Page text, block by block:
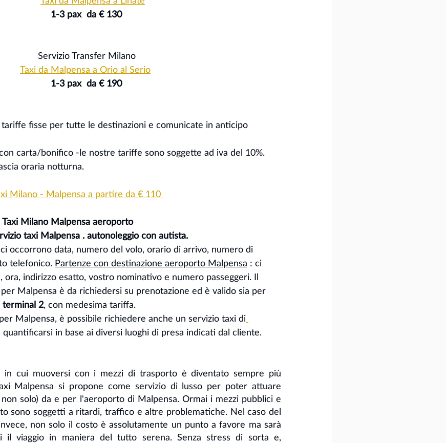
                                                          1-3 pax  da € 130
                                                     Servizio Transfer Milano
Taxi da Malpensa a Orio al Serio
                                                          1-3 pax  da € 190
tariffe fisse per tutte le destinazioni e comunicate in anticipo
carta/bonifico -le nostre tariffe sono soggette ad iva del 10%.
oraria notturna.
Milano - Malpensa a partire da € 110
Milano Malpensa aeroporto
taxi Malpensa . autonoleggio con autista.
occorrono data, numero del volo, orario di arrivo, numero di
telefonico. Partenze con destinazione aeroporto Malpensa : ci
ora, indirizzo esatto, vostro nominativo e numero passeggeri. Il
Malpensa è da richiedersi su prenotazione ed è valido sia per
terminal 2, con medesima tariffa.
Malpensa, è possibile richiedere anche un servizio taxi di
quantificarsi in base ai diversi luoghi di presa indicati dal cliente.
in cui muoversi con i mezzi di trasporto è diventato sempre più
Malpensa si propone come servizio di lusso per poter attuare
solo) da e per l'aeroporto di Malpensa. Ormai i mezzi pubblici e
sono soggetti a ritardi, traffico e altre problematiche. Nel caso del
non solo il costo è assolutamente un punto a favore ma sarà
il viaggio in maniera del tutto serena. Senza stress di sorta e,